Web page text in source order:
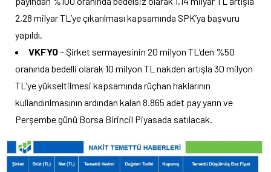
2,28 milyar TL’ye çıkarılması kapsamında SPK’ya başvuru
yapıldı.
VKFYO– Şirket sermayesinin 20 milyon TL’den %50
oranında bedelli olarak 10 milyon TL nakden artışla 30 milyon
TL’ye yükseltilmesi kapsamında rüçhan haklarının
kullandırılmasının ardından kalan 8.865 adet pay yarın ve
Perşembe günü Borsa Birincil Piyasada satılacak.